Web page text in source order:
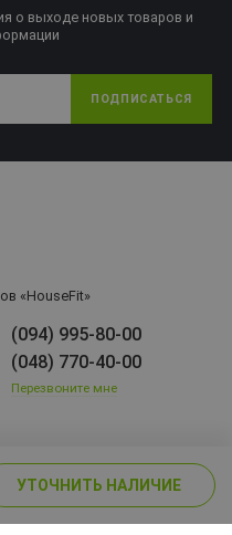
УТОЧНИТЬ НАЛИЧИЕ
о выходе новых товаров и
ПОДПИСАТЬСЯ
«HouseFit»
(094) 995-80-00
(048) 770-40-00
Перезвоните мне